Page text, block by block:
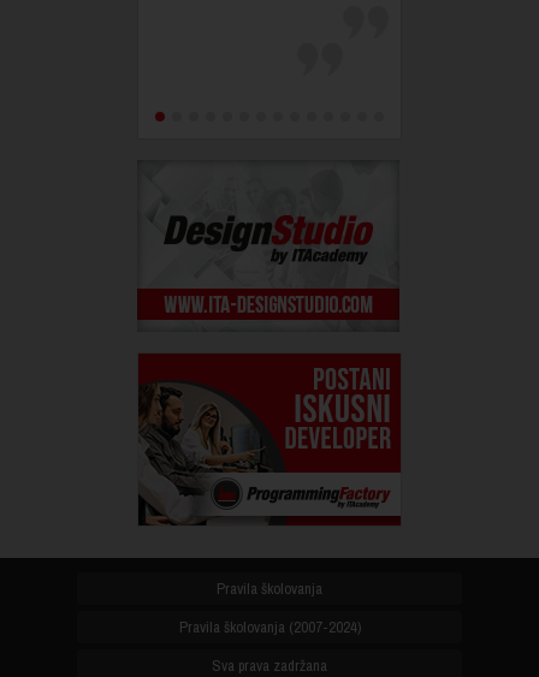
Pravila školovanja
Pravila školovanja (2007-2024)
Sva prava zadržana